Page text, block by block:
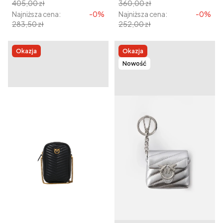
405,00 zł
Najniższa cena:
283,50 zł
-0%
360,00 zł
Najniższa cena:
252,00 zł
-0%
Okazja
Okazja
Nowość